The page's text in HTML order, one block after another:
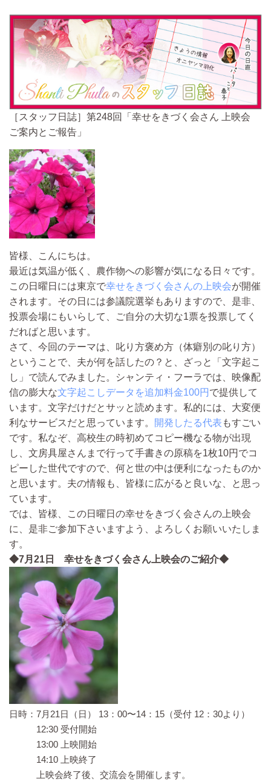
［スタッフ日誌］第248回「幸せをきづく会さん 上映会
ご案内とご報告」
皆様、こんにちは。
最近は気温が低く、農作物への影響が気になる日々です。
この日曜日には東京で幸せをきづく会さんの上映会が開催
されます。その日には参議院選挙もありますので、是非、
投票会場にもいらして、ご自分の大切な1票を投票してく
だればと思います。
さて、今回のテーマは、叱り方褒め方（体癖別の叱り方）
ということで、夫が何を話したの？と、ざっと「文字起こ
し」で読んでみました。シャンティ・フーラでは、映像配
信の膨大な文字起こしデータを追加料金100円 で提供して
います。文字だけだとサッと読めます。私的には、大変便
利なサービスだと思っています。
開発したる代表 もすごい
です。私なぞ、高校生の時初めてコピー機なる物が出現
し、文房具屋さんまで行って手書きの原稿を1枚10円でコ
ピーした世代ですので、何と世の中は便利になったものか
と思います。夫の情報も、皆様に広がると良いな、と思っ
ています。
では、皆様、この日曜日の幸せをきづく会さんの上映会
に、是非ご参加下さいますよう、よろしくお願いいたしま
す。
◆7月21日 幸せをきづく会さん上映会のご紹介◆
日時：7月21日（日） 13：00〜14：15（受付 12：30より）
12:30 受付開始
13:00 上映開始
14:10 上映終了
上映会終了後、交流会を開催します。